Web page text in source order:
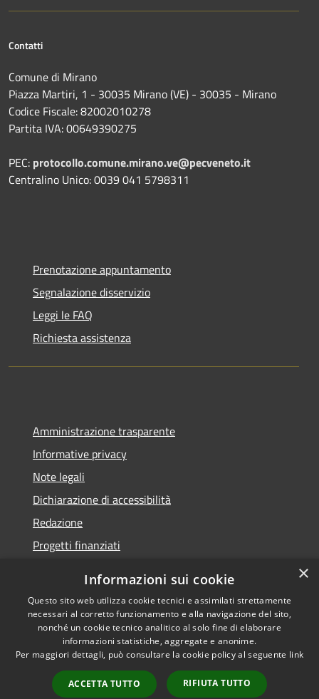
Contatti
Comune di Mirano
Piazza Martiri, 1 - 30035 Mirano (VE) - 30035 - Mirano
Codice Fiscale: 82002010278
Partita IVA: 00649390275
PEC: protocollo.comune.mirano.ve@pecveneto.it
Centralino Unico: 0039 041 5798311
Prenotazione appuntamento
Segnalazione disservizio
Leggi le FAQ
Richiesta assistenza
Amministrazione trasparente
Informative privacy
Note legali
Dichiarazione di accessibilità
Redazione
Progetti finanziati
RSS
Accessibilità
Privacy
Mappa del sito
Dichiarazione di
accessibilità• Copyright ©
2021 • Comune di Mirano
• Powered by
Municipium•
Accesso
×
Informazioni sui cookie
Questo sito web utilizza cookie tecnici e assimilati strettamente
necessari al corretto funzionamento e alla navigazione del sito,
nonché un cookie tecnico analitico al solo fine di elaborare
informazioni statistiche, aggregate e anonime.
Per maggiori dettagli, può consultare la cookie policy al seguente link
ACCETTA TUTTO RIFIUTA TUTTO